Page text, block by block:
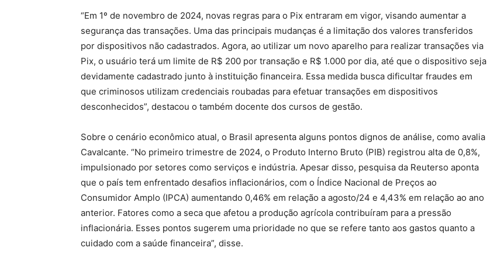
“Em 1º de novembro de 2024, novas regras para o Pix entraram em vigor, visando aumentar a
segurança das transações. Uma das principais mudanças é a limitação dos valores transferidos
por dispositivos não cadastrados. Agora, ao utilizar um novo aparelho para realizar transações via
Pix, o usuário terá um limite de R$ 200 por transação e R$ 1.000 por dia, até que o dispositivo seja
devidamente cadastrado junto à instituição financeira. Essa medida busca dificultar fraudes em
que criminosos utilizam credenciais roubadas para efetuar transações em dispositivos
desconhecidos”, destacou o também docente dos cursos de gestão.
Sobre o cenário econômico atual, o Brasil apresenta alguns pontos dignos de análise, como avalia
Cavalcante. “No primeiro trimestre de 2024, o Produto Interno Bruto (PIB) registrou alta de 0,8%,
impulsionado por setores como serviços e indústria. Apesar disso, pesquisa da Reuterso aponta
que o país tem enfrentado desafios inflacionários, com o Índice Nacional de Preços ao
Consumidor Amplo (IPCA) aumentando 0,46% em relação a agosto/24 e 4,43% em relação ao ano
anterior. Fatores como a seca que afetou a produção agrícola contribuíram para a pressão
inflacionária. Esses pontos sugerem uma prioridade no que se refere tanto aos gastos quanto a
cuidado com a saúde financeira”, disse.